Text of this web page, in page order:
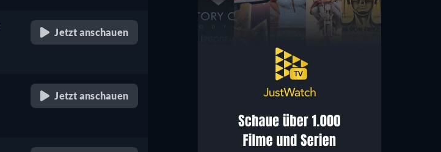
Jetzt anschauen
Jetzt anschauen